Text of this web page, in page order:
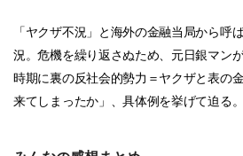
「ヤクザ不況」と海外の金融当局から呼
況。危機を繰り返さぬため、元日銀マン
時期に裏の反社会的勢力＝ヤクザと表の
来てしまったか」、具体例を挙げて迫る。